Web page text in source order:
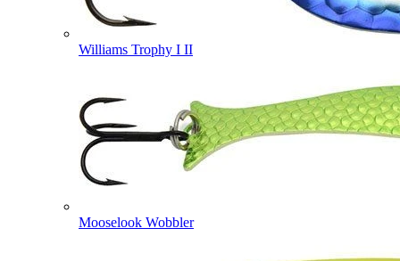
Williams Trophy I II
Mooselook Wobbler